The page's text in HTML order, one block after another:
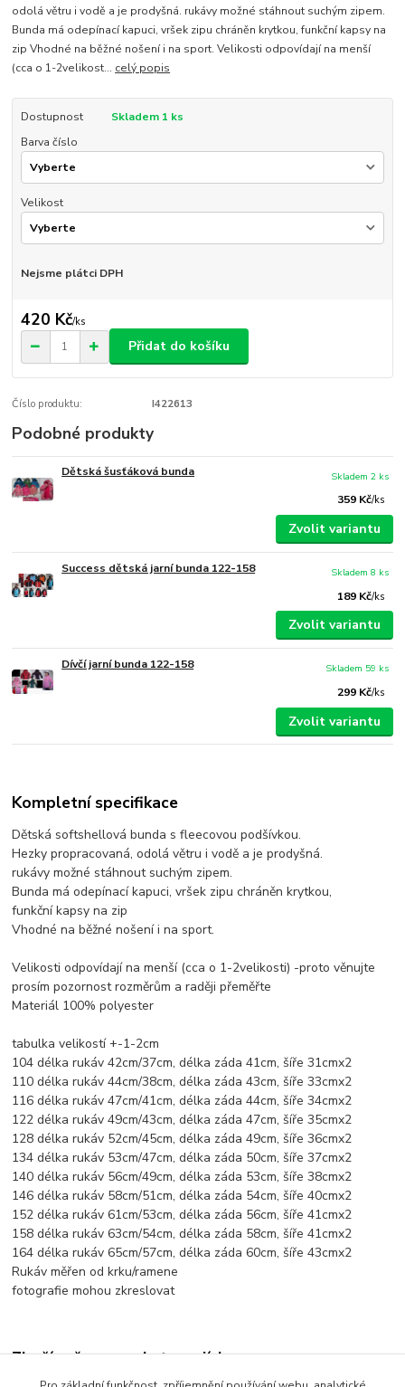
odolá větru i vodě a je prodyšná. rukávy možné stáhnout suchým zipem.
Bunda má odepínací kapuci, vršek zipu chráněn krytkou, funkční kapsy na
zip Vhodné na běžné nošení i na sport. Velikosti odpovídají na menší
(cca o 1-2velikost... celý popis
Dostupnost
Skladem 1 ks
Barva číslo
Velikost
Nejsme plátci DPH
420 Kč/ks
Přidat do košíku
Číslo produktu: I422613
Podobné produkty
Dětská šusťáková bunda
359 Kč/ks
Skladem 2 ks
Zvolit variantu
Success dětská jarní bunda 122-158
189 Kč/ks
Skladem 8 ks
Zvolit variantu
Dívčí jarní bunda 122-158
299 Kč/ks
Skladem 59 ks
Zvolit variantu
Kompletní specifikace
Dětská softshellová bunda s fleecovou podšívkou.
Hezky propracovaná, odolá větru i vodě a je prodyšná.
rukávy možné stáhnout suchým zipem.
Bunda má odepínací kapuci, vršek zipu chráněn krytkou,
funkční kapsy na zip
Vhodné na běžné nošení i na sport.
Velikosti odpovídají na menší (cca o 1-2velikosti) -proto věnujte
prosím pozornost rozměrům a raději přeměřte
Materiál 100% polyester
tabulka velikostí +-1-2cm
104 délka rukáv 42cm/37cm, délka záda 41cm, šíře 31cmx2
110 délka rukáv 44cm/38cm, délka záda 43cm, šíře 33cmx2
116 délka rukáv 47cm/41cm, délka záda 44cm, šíře 34cmx2
122 délka rukáv 49cm/43cm, délka záda 47cm, šíře 35cmx2
128 délka rukáv 52cm/45cm, délka záda 49cm, šíře 36cmx2
134 délka rukáv 53cm/47cm, délka záda 50cm, šíře 37cmx2
140 délka rukáv 56cm/49cm, délka záda 53cm, šíře 38cmx2
146 délka rukáv 58cm/51cm, délka záda 54cm, šíře 40cmx2
152 délka rukáv 61cm/53cm, délka záda 56cm, šíře 41cmx2
158 délka rukáv 63cm/54cm, délka záda 58cm, šíře 41cmx2
164 délka rukáv 65cm/57cm, délka záda 60cm, šíře 43cmx2
Rukáv měřen od krku/ramene
fotografie mohou zkreslovat
Zboží zařazeno v kategoriích